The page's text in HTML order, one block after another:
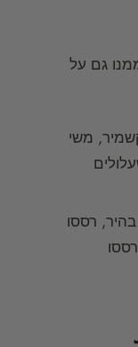
גם על
משי
רססו